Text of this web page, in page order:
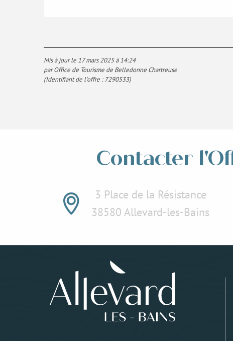
Mis à jour le 17 mars 2025 à 14:24
par Office de Tourisme de Belledonne Chartreuse
(Identifiant de l'offre :7290533)
Contacter
3 Place de la Résistance
38580 Allevard-les-Bains